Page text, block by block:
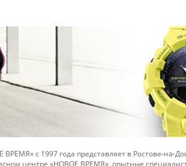
с 1997 года представляет в Ростове-на-
центре «НОВОЕ ВРЕМЯ», опытные